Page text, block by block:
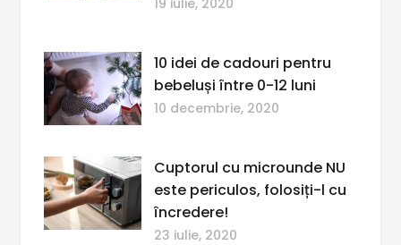
10 idei de cadouri pentru
bebeluși între 0-12 luni
10 decembrie, 2020
Cuptorul cu microunde NU
este periculos, folosiți-l cu
încredere!
23 iulie, 2020